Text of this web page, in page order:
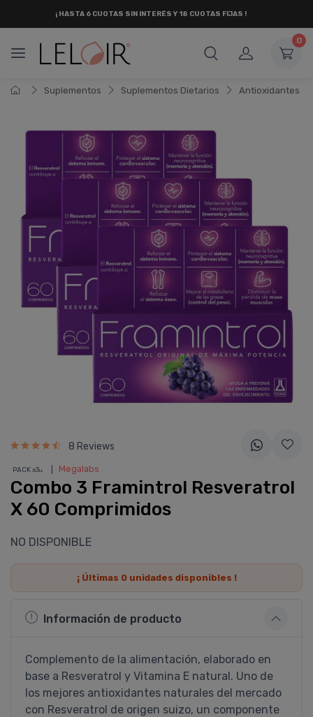
0
Suplementos Suplementos Dietarios Antioxidantes
8 Reviews
PACK x3u. Megalabs
Combo 3 Framintrol Resveratrol
X 60 Comprimidos
NO DISPONIBLE
¡ Últimas 0unidades disponibles !
Información de producto
Complemento de la alimentación, elaborado en
base a Resveratrol y Vitamina E natural. Uno de
los mejores antioxidantes naturales del mercado
con Resveratrol de origen suizo, un componente